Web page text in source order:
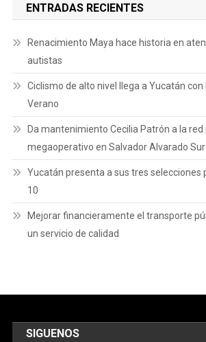
ENTRADAS RECIENTES
Renacimiento Maya hace historia en
autistas
Ciclismo de alto nivel llega a Yucatán
Verano
Da mantenimiento Cecilia Patrón a la red
megaoperativo en Salvador Alvarado Sur
Yucatán presenta a sus tres selecciones
10
Mejorar financieramente el transporte
un servicio de calidad
SIGUENOS